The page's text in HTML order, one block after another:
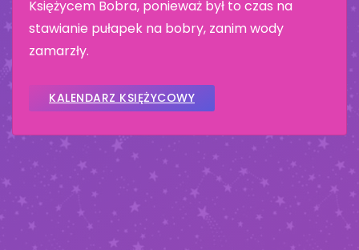
Księżycem Bobra, ponieważ był to czas na
stawianie pułapek na bobry, zanim wody
zamarzły.
KALENDARZ KSIĘŻYCOWY